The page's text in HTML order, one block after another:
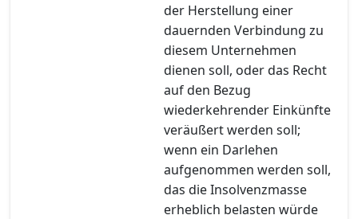
der Herstellung einer
dauernden Verbindung zu
diesem Unternehmen
dienen soll, oder das Recht
auf den Bezug
wiederkehrender Einkünfte
veräußert werden soll;
wenn ein Darlehen
aufgenommen werden soll,
das die Insolvenzmasse
erheblich belasten würde